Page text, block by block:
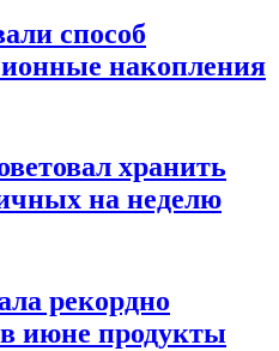
способ
накопления
хранить
на неделю
рекордно
июне продукты